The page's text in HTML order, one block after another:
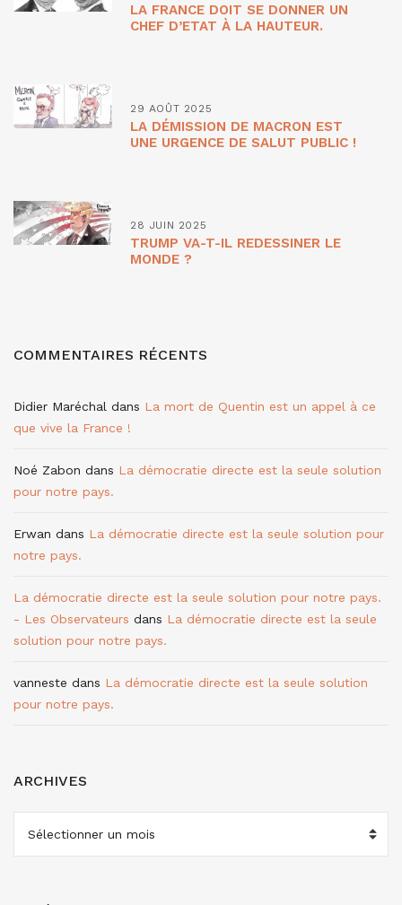
LA FRANCE DOIT SE DONNER UN
CHEF D’ETAT À LA HAUTEUR.
29 AOÛT 2025
LA DÉMISSION DE MACRON EST
UNE URGENCE DE SALUT PUBLIC !
28 JUIN 2025
TRUMP VA-T-IL REDESSINER LE
MONDE ?
COMMENTAIRES RÉCENTS
Didier Maréchal dans La mort de Quentin est un appel à ce
que vive la France !
Noé Zabon dans La démocratie directe est la seule solution
pour notre pays.
Erwan dans La démocratie directe est la seule solution pour
notre pays.
La démocratie directe est la seule solution pour notre pays.
- Les Observateurs dans La démocratie directe est la seule
solution pour notre pays.
vanneste dans La démocratie directe est la seule solution
pour notre pays.
ARCHIVES
ARCHIVES